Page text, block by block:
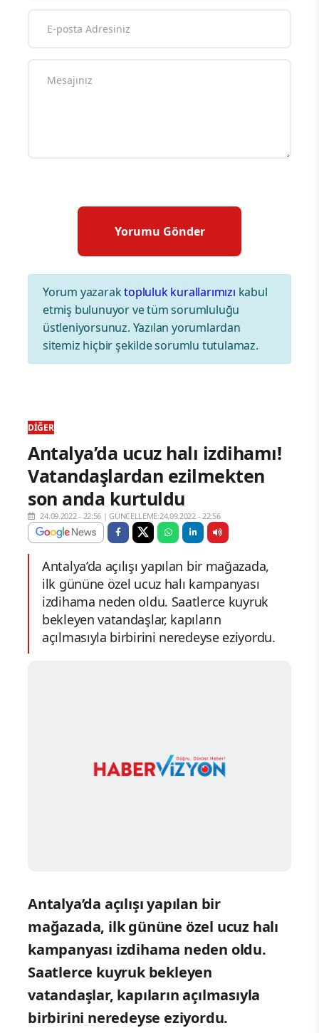
Yorum yazaraktopluluk kurallarımızı kabul
etmiş bulunuyor ve tüm sorumluluğu
üstleniyorsunuz. Yazılan yorumlardan
sitemiz hiçbir şekilde sorumlu tutulamaz.
DIĞER
Antalya’da ucuz halı izdihamı!
Vatandaşlardan ezilmekten
son anda kurtuldu
24.09.2022 - 22:56 |GÜNCELLEME:24.09.2022 - 22:56
Antalya’da açılışı yapılan bir mağazada,
ilk gününe özel ucuz halı kampanyası
izdihama neden oldu. Saatlerce kuyruk
bekleyen vatandaşlar, kapıların
açılmasıyla birbirini neredeyse eziyordu.
Antalya’da açılışı yapılan bir
mağazada, ilk gününe özel ucuz halı
kampanyası izdihama neden oldu.
Saatlerce kuyruk bekleyen
vatandaşlar, kapıların açılmasıyla
birbirini neredeyse eziyordu.